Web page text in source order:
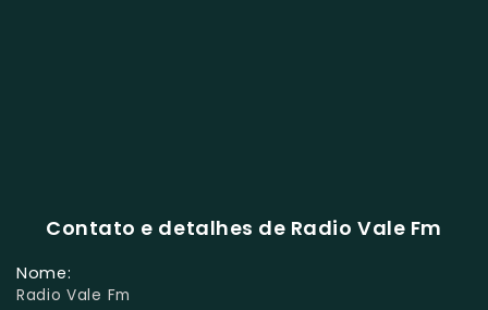
Contato e detalhes de Radio Vale Fm
Nome:
Radio Vale Fm